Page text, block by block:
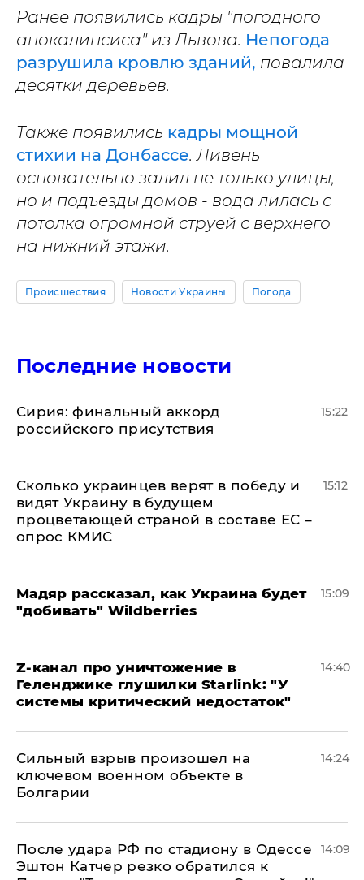
Ранее появились кадры "погодного
апокалипсиса" из Львова. Непогода
разрушила кровлю зданий, повалила
десятки деревьев.
Также появились кадры мощной
стихии на Донбассе. Ливень
основательно залил не только улицы,
но и подъезды домов - вода лилась с
потолка огромной струей с верхнего
на нижний этажи.
Происшествия Новости Украины Погода
Последние новости
​Сирия: финальный аккорд
российского присутствия
15:22
Сколько украинцев верят в победу и
видят Украину в будущем
процветающей страной в составе ЕС –
опрос КМИС
15:12
Мадяр рассказал, как Украина будет
"добивать" Wildberries
15:09
Z-канал про уничтожение в
Геленджике глушилки Starlink: "У
системы критический недостаток"
14:40
Сильный взрыв произошел на
ключевом военном объекте в
Болгарии
14:24
После удара РФ по стадиону в Одессе
Эштон Катчер резко обратился к
14:09